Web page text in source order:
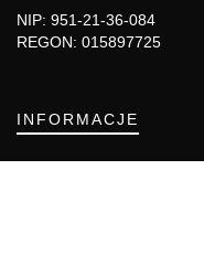
NIP: 951-21-36-084
REGON: 015897725
INFORMACJE